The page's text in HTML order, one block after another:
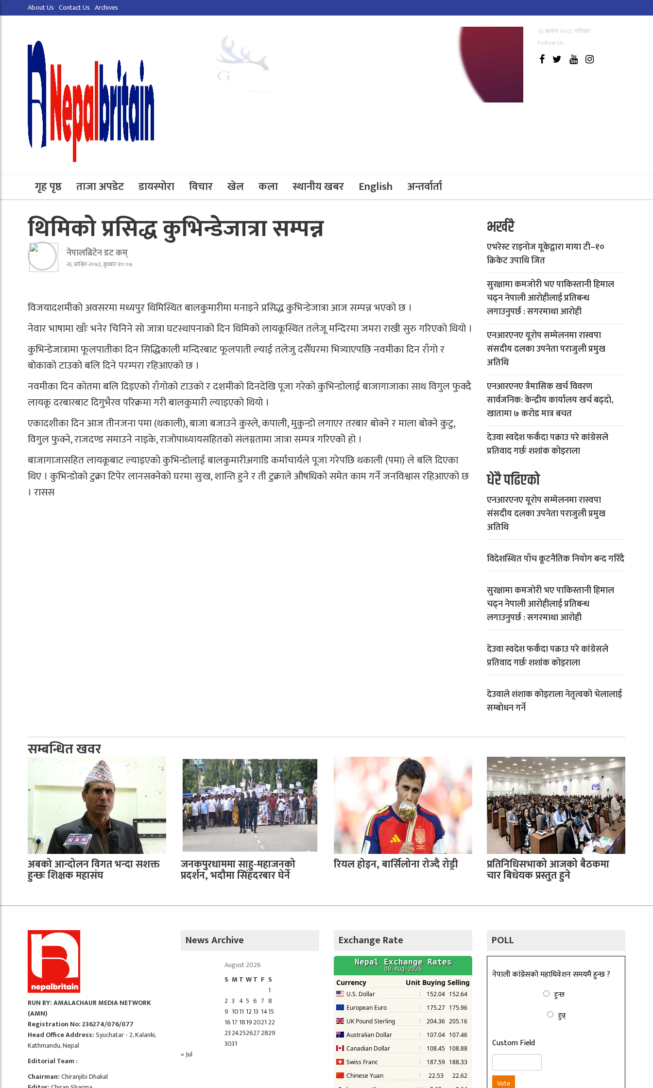
About Us Contact Us Archives
२३ श्रावण २०८३, शनिबार
Follow Us
गृह पृष्ठ ताजा अपडेट डायस्पोरा विचार खेल कला स्थानीय खबर English अन्तर्वार्ता
थिमिको प्रसिद्ध कुभिन्डेजात्रा सम्पन्न
नेपालब्रिटेन डट कम्
२६ आश्विन २०७३, बुधबार १०:०७
विजयादशमीको अवसरमा मध्यपुर थिमिस्थित बालकुमारीमा मनाइने प्रसिद्ध कुभिन्डेजात्रा आज सम्पन्न भएको छ ।
नेवार भाषामा खाँः भनेर चिनिने सो जात्रा घटस्थापनाको दिन थिमिको लायकूस्थित तलेजू मन्दिरमा जमरा राखी सुरु गरिएको थियो ।
कुभिन्डेजात्रामा फूलपातीका दिन सिद्धिकाली मन्दिरबाट फूलपाती ल्याई तलेजु दसैँघरमा भित्र्याएपछि नवमीका दिन राँगो र
बोकाको टाउको बलि दिने परम्परा रहिआएको छ ।
नवमीका दिन कोतमा बलि दिइएको राँगोको टाउको र दशमीको दिनदेखि पूजा गरेको कुभिन्डोलाई बाजागाजाका साथ विगुल फुक्दै
लायकू दरबारबाट दिगुभैरव परिक्रमा गरी बालकुमारी ल्याइएको थियो ।
एकादशीका दिन आज तीनजना पमा (थकाली), बाजा बजाउने कुस्ले, कपाली, मुकुन्डो लगाएर तरबार बोक्ने र माला बोक्ने कुटु,
विगुल फुक्ने, राजदण्ड समाउने नाइके, राजोपाध्यायसहितको संलग्नतामा जात्रा सम्पत्र गरिएकोे हो ।
बाजागाजासहित लायकूबाट ल्याइएको कुभिन्डोलाई बालकुमारीअगाडि कर्माचार्यले पूजा गरेपछि थकाली (पमा) ले बलि दिएका
थिए । कुभिन्डोको टुक्रा टिपेर लानसक्नेको घरमा सुःख, शान्ति हुने र ती टुक्राले औषधिको समेत काम गर्ने जनविश्वास रहिआएको छ
। रासस
भर्खरै
एभरेस्ट राइनोज यूकेद्वारा माया टी–१०
क्रिकेट उपाधि जित
सुरक्षामा कमजोरी भए पाकिस्तानी हिमाल
चढ्न नेपाली आरोहीलाई प्रतिबन्ध
लगाउनुपर्छ : सगरमाथा आरोही
एनआरएनए यूरोप सम्मेलनमा रास्वपा
संसदीय दलका उपनेता पराजुली प्रमुख
अतिथि
एनआरएनए त्रैमासिक खर्च विवरण
सार्वजनिक: केन्द्रीय कार्यालय खर्च बढ्दो,
खातामा ७ करोड मात्र बचत
देउवा स्वदेश फर्कँदा पक्राउ परे कांग्रेसले
प्रतिवाद गर्छः शशांक कोइराला
धेरै पढिएको
एनआरएनए यूरोप सम्मेलनमा रास्वपा
संसदीय दलका उपनेता पराजुली प्रमुख
अतिथि
विदेशस्थित पाँच कूटनैतिक नियोग बन्द गरिँदै
सुरक्षामा कमजोरी भए पाकिस्तानी हिमाल
चढ्न नेपाली आरोहीलाई प्रतिबन्ध
लगाउनुपर्छ : सगरमाथा आरोही
देउवा स्वदेश फर्कँदा पक्राउ परे कांग्रेसले
प्रतिवाद गर्छः शशांक कोइराला
देउवाले शंशाक कोइराला नेतृत्वको भेलालाई
सम्बोधन गर्ने
सम्बन्धित खवर
अबको आन्दोलन विगत भन्दा सशक्त
हुन्छः शिक्षक महासंघ
जनकपुरधाममा साहु-महाजनको
प्रदर्शन, भदौमा सिंहदरबार घेर्ने
रियल होइन, बार्सिलोना रोज्दै रोड्री प्रतिनिधिसभाको आजको बैठकमा
चार बिधेयक प्रस्तुत हुने
RUN BY: AMALACHAUR MEDIA NETWORK
(AMN)
Registration No: 236274/076/077
Head Office Address:Syuchatar - 2, Kalanki,
Kathmandu, Nepal
Editorial Team :
Chairman:Chiranjibi Dhakal
News Archive
August 2026
S M T WT F S
1
2 3 4 5 6 7 8
9 1011 12 13 1415
1617 1819202122
23242526272829
3031
« Jul
Exchange Rate POLL
नेपाली कांग्रेसको महाधिवेशन समयमै हुन्छ ?
हुन्छ
हुन्न्
Custom Field
Vote